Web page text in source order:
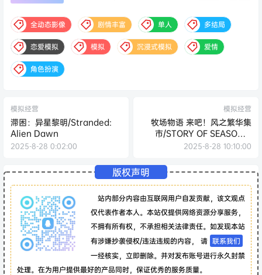
全动态影像 剧情丰富 单人 多结局
恋爱模拟 模拟 沉浸式模拟 爱情
角色扮演
模拟经营
滞困：异星黎明/Stranded:
Alien Dawn
2025-8-28 0:02:00
模拟经营
牧场物语 来吧！风之繁华集
市/STORY OF SEASONS:
Grand Bazaar
2025-8-28 10:10:00
版权声明
站内部分内容由互联网用户自发贡献，该文观点
仅代表作者本人。本站仅提供网络资源分享服务，
不拥有所有权，不承担相关法律责任。如发现本站
有涉嫌抄袭侵权/违法违规的内容， 请 联系我们
一经核实，立即删除。并对发布账号进行永久封禁
处理。在为用户提供最好的产品同时，保证优秀的服务质量。